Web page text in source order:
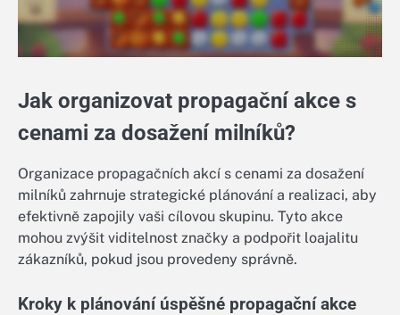
Jak organizovat propagační akce s
cenami za dosažení milníků?
Organizace propagačních akcí s cenami za dosažení
milníků zahrnuje strategické plánování a realizaci, aby
efektivně zapojily vaši cílovou skupinu. Tyto akce
mohou zvýšit viditelnost značky a podpořit loajalitu
zákazníků, pokud jsou provedeny správně.
Kroky k plánování úspěšné propagační akce